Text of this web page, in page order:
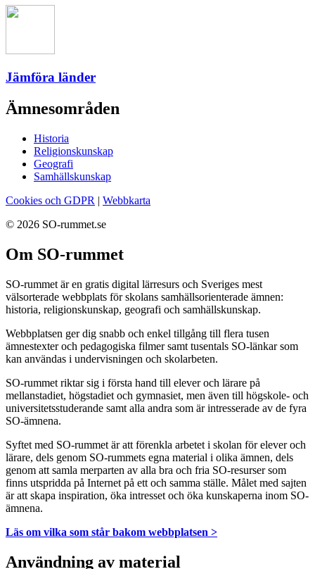
Jämföra länder
Ämnesområden
Historia
Religionskunskap
Geografi
Samhällskunskap
Cookies och GDPR | Webbkarta
© 2026 SO-rummet.se
Om SO-rummet
SO-rummet är en gratis digital lärresurs och Sveriges mest
välsorterade webbplats för skolans samhällsorienterade ämnen:
historia, religionskunskap, geografi och samhällskunskap.
Webbplatsen ger dig snabb och enkel tillgång till flera tusen
ämnestexter och pedagogiska filmer samt tusentals SO-länkar som
kan användas i undervisningen och skolarbeten.
SO-rummet riktar sig i första hand till elever och lärare på
mellanstadiet, högstadiet och gymnasiet, men även till högskole- och
universitetsstuderande samt alla andra som är intresserade av de fyra
SO-ämnena.
Syftet med SO-rummet är att förenkla arbetet i skolan för elever och
lärare, dels genom SO-rummets egna material i olika ämnen, dels
genom att samla merparten av alla bra och fria SO-resurser som
finns utspridda på Internet på ett och samma ställe. Målet med sajten
är att skapa inspiration, öka intresset och öka kunskaperna inom SO-
ämnena.
Läs om vilka som står bakom webbplatsen >
Användning av material